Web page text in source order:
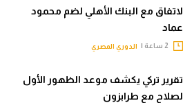
لاتفاق مع البنك الأهلي لضم محمود
عماد
الدوري المصري
تقرير تركي يكشف موعد الظهور الأول
لصلاح مع طرابزون